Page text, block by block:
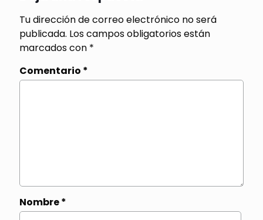
Tu dirección de correo electrónico no será
publicada. Los campos obligatorios están
marcados con *
Comentario *
Nombre*